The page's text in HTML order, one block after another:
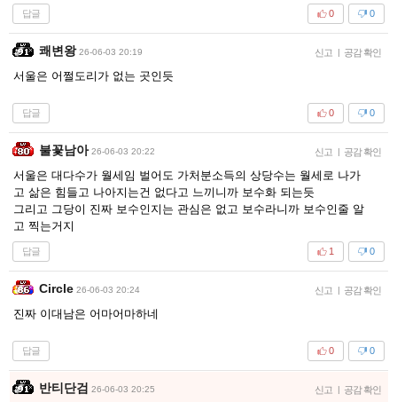
답글 0
0
쾌변왕 26-06-03 20:19 신고 | 공감 확인
서울은 어쩔도리가 없는 곳인듯
답글 0
0
불꽃남아 26-06-03 20:22 신고 | 공감 확인
서울은 대다수가 월세임 벌어도 가처분소득의 상당수는 월세로 나가
고 삶은 힘들고 나아지는건 없다고 느끼니까 보수화 되는듯
그리고 그당이 진짜 보수인지는 관심은 없고 보수라니까 보수인줄 알
고 찍는거지
답글 0
1
Circle 26-06-03 20:24 신고 | 공감 확인
진짜 이대남은 어마어마하네
답글 0
0
반티단검 26-06-03 20:25 신고 | 공감 확인